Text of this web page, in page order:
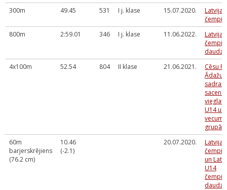
300m
49.45 531 I j. klase 15.07.2020.
800m
2:59.01 346 I j. klase 11.06.2022.
Latvijas
4x100m
52.54 804 II klase 21.06.2021.
Cēsu
Ādažu
U14 un
vecuma
grupām
60m
barjerskrējiens
(76.2 cm)
10.46
(-2.1)
20.07.2020.
un
U14